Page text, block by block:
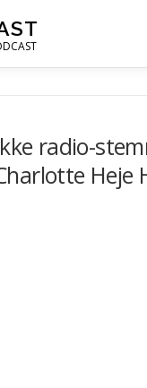
PODCAST MAIL
radio-
Heje